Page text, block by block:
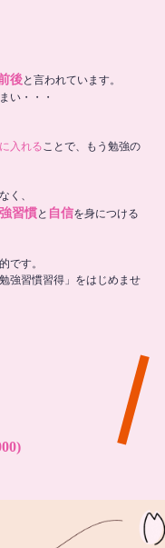
後と言われています。
い・・・
入れる ことで、もう勉強の
く、
習慣と 自信を身につける
です。
強習慣習得」をはじめませ